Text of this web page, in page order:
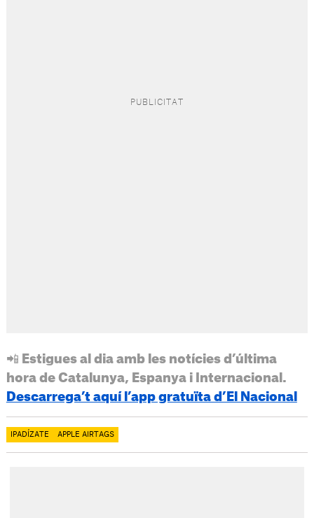
📲 Estigues al dia amb les notícies d’última
hora de Catalunya, Espanya i Internacional.
Descarrega’t aquí l’app gratuïta d’El Nacional
IPADÍZATE APPLE AIRTAGS